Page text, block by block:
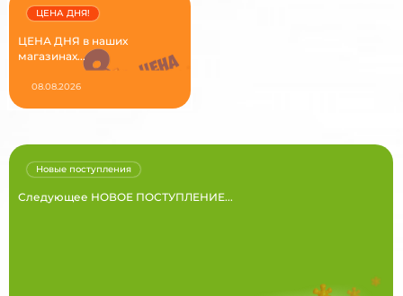
ЦЕНА ДНЯ в наших
магазинах...
ЦЕНА ДНЯ!
08.08.2026
Следующее НОВОЕ ПОСТУПЛЕНИЕ...
Новые поступления